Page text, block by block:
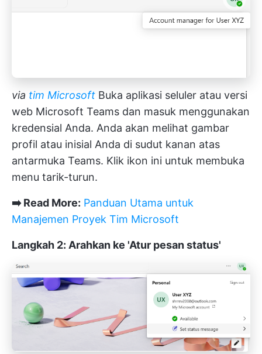
via tim Microsoft Buka aplikasi seluler atau versi
web Microsoft Teams dan masuk menggunakan
kredensial Anda. Anda akan melihat gambar
profil atau inisial Anda di sudut kanan atas
antarmuka Teams. Klik ikon ini untuk membuka
menu tarik-turun.
➡️ Read More: Panduan Utama untuk
Manajemen Proyek Tim Microsoft
Langkah 2: Arahkan ke 'Atur pesan status'